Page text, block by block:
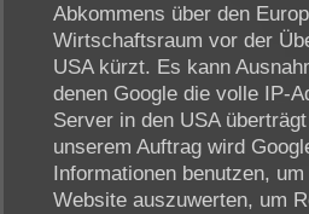
Abkommens über den
Wirtschaftsraum vor der
USA kürzt. Es kann
denen Google die volle IP-
Server in den USA
unserem Auftrag wird
Informationen benutzen,
Website auszuwerten, um